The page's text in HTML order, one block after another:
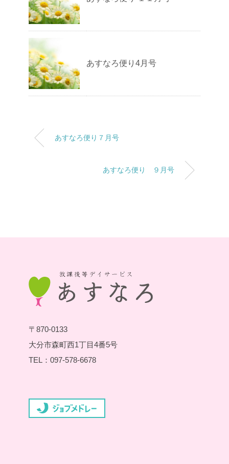
あすなろ便り4月号
あすなろ便り７月号
あすなろ便り ９月号
〒870-0133
大分市森町西1丁目4番5号
TEL：097-578-6678